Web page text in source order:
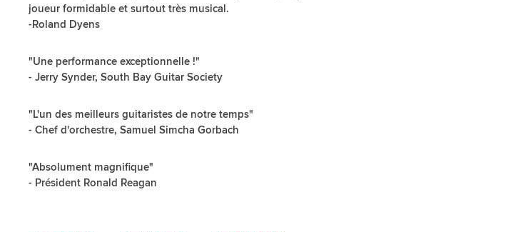
joueur formidable et surtout très musical.
-Roland Dyens
"Une performance exceptionnelle !"
- Jerry Synder, South Bay Guitar Society
"L'un des meilleurs guitaristes de notre temps"
- Chef d'orchestre, Samuel Simcha Gorbach
"Absolument magnifique"
- Président Ronald Reagan